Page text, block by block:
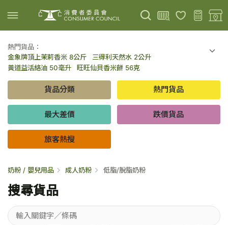
上載圖片 掃描條碼
熱門貨品：
金象牌頂上茉莉香米 8公斤
三得利天然水 2公升
黃道益活絡油 50毫升
旺旺仙貝香米餅 56克
百勝廚新加坡叻沙拉麵 144克
倍樂醇乳酪飲品 - 藍莓 65毫升 x 6
金象牌頂上茉莉香米 5公斤
低鹽/無鹽/低糖/無糖食品
貨品分類 熱門貨品
最大差價 跌價貨品
旅客熱搜
奶粉 / 嬰兒用品 成人奶粉 低脂/脫脂奶粉
搜尋貨品